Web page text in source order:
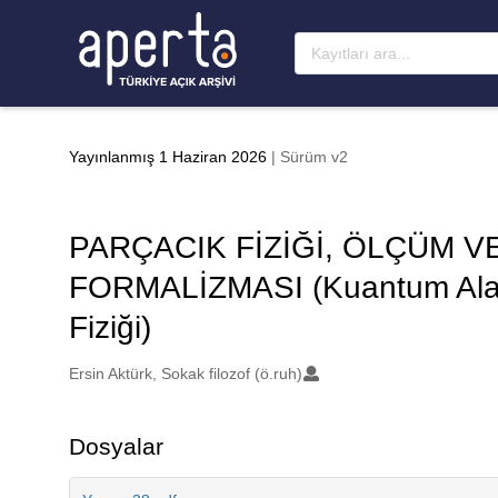
Yayınlanmış 1 Haziran 2026 | Sürüm v2
PARÇACIK FİZİĞİ, ÖLÇÜM
FORMALİZMASI (Kuantum
Fiziği)
Oluşturanlar
Ersin Aktürk, Sokak filozof (ö.ruh)
Dosyalar